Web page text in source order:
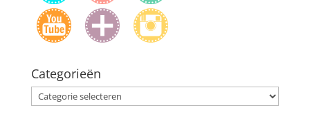
Categorieën
Categorieën